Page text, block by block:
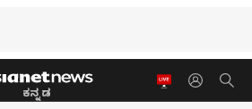
ಕನ್ನಡ